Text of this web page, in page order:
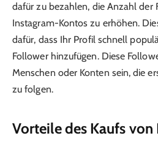
dafür zu bezahlen, die Anzahl der
Instagram-Kontos zu erhöhen.
dafür, dass Ihr Profil schnell
Follower hinzufügen. Diese
Menschen oder Konten sein, die
zu folgen.
Vorteile des Kaufs